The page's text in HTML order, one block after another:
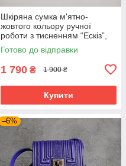
Шкіряна сумка м'ятно-
жовтого кольору ручної
роботи з тисненням “Ескіз”,
18×13×6 см
Готово до відправки
1 790 ₴ 1 900 ₴
Купити
–6%